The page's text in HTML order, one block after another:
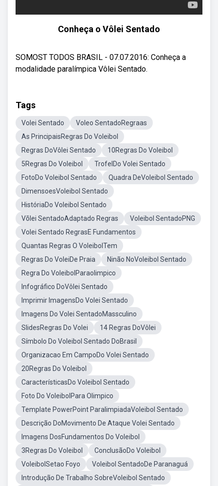
Conheça o Vôlei Sentado
SOMOST TODOS BRASIL - 07.07.2016: Conheça a
modalidade paralímpica Vôlei Sentado.
Tags
Volei Sentado
Voleo SentadoRegraas
As PrincipaisRegras Do Voleibol
Regras DoVôlei Sentado
10Regras Do Voleibol
5Regras Do Voleibol
TrofelDo Volei Sentado
FotoDo Voleibol Sentado
Quadra DeVoleibol Sentado
DimensoesVoleibol Sentado
HistóriaDo Voleibol Sentado
Võlei SentadoAdaptado Regras
Voleibol SentadoPNG
Volei Sentado RegrasE Fundamentos
Quantas Regras O VoleibolTem
Regras Do VoleiDe Praia
Ninão NoVoleibol Sentado
Regra Do VoleibolParaolimpico
Infográfico DoVôlei Sentado
Imprimir ImagensDo Volei Sentado
Imagens Do Volei SentadoMassculino
SlidesRegras Do Volei
14 Regras DoVôlei
Símbolo Do Voleibol Sentado DoBrasil
Organizacao Em CampoDo Volei Sentado
20Regras Do Voleibol
CaracterísticasDo Voleibol Sentado
Foto Do VoleibolPara Olimpico
Template PowerPoint ParalimpiadaVoleibol Sentado
Descrição DoMovimento De Ataque Volei Sentado
Imagens DosFundamentos Do Voleibol
3Regras Do Voleibol
ConclusãoDo Voleibol
VoleibolSetao Foyo
Voleibol SentadoDe Paranaguá
Introdução De Trabalho SobreVoleibol Sentado